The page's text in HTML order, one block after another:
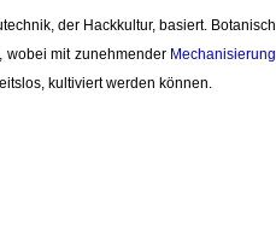
der Hackkultur, basiert. Botanisch
wobei mit zunehmender Mechanisierung
kultiviert werden können.